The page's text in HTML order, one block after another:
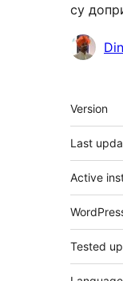
су
Мета
Version
Last
Active
Tested